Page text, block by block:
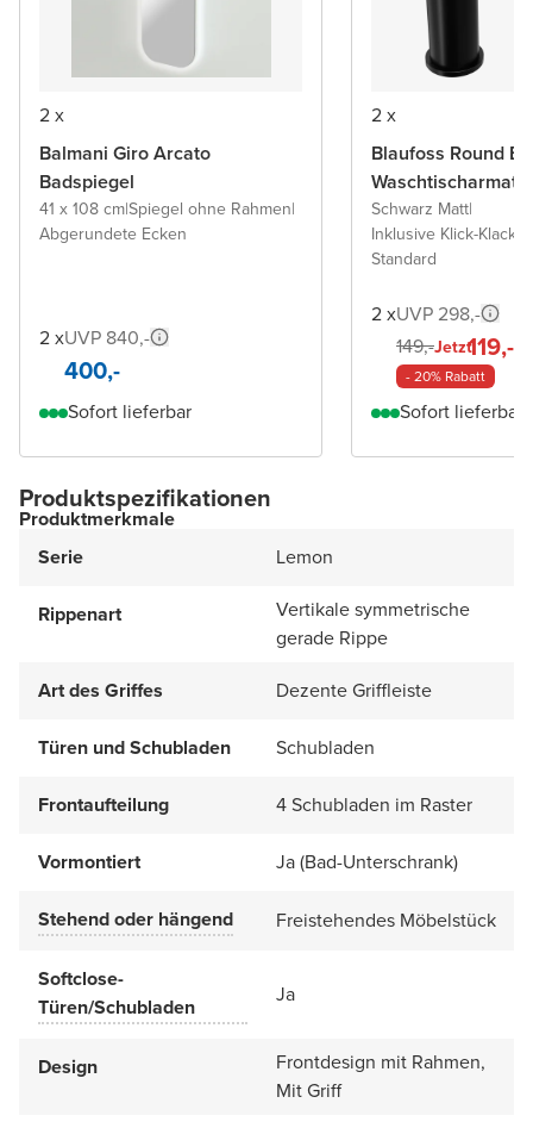
2 x
Balmani Giro Arcato
Badspiegel
41 x 108 cm|Spiegel ohne Rahmen|
Abgerundete Ecken
2 xUVP 840,-
400,-
Sofort lieferbar
2 x
Blaufoss Round
Schwarz Matt|
Inklusive Klick-Klack
Standard
2 xUVP 298,-
149,-Jetzt119,-
- 20% Rabatt
Sofort lieferbar
Produktspezifikationen
Produktmerkmale
Serie
Lemon
Rippenart
Vertikale symmetrische
gerade Rippe
Art des Griffes
Dezente Griffleiste
Türen und Schubladen Schubladen
Frontaufteilung 4 Schubladen im Raster
Vormontiert Ja (Bad-Unterschrank)
Stehend oder hängend Freistehendes Möbelstück
Softclose-
Türen/Schubladen
Ja
Design
Frontdesign mit Rahmen,
Mit Griff